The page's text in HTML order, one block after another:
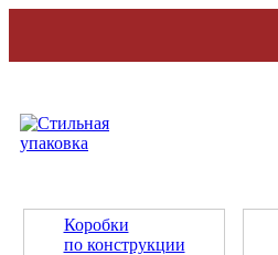
Коробки
по конструкции